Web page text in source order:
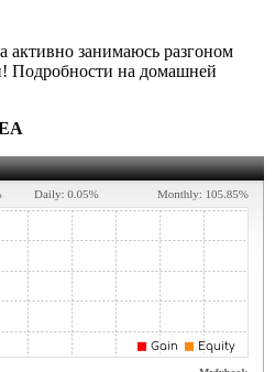
активно занимаюсь разгоном
Подробности на домашней